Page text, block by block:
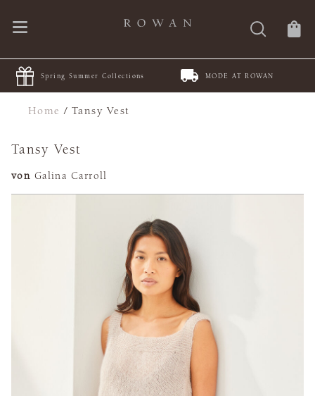
Spring Summer Collections MODE AT ROWAN
Home /Tansy Vest
Tansy Vest
von Galina Carroll